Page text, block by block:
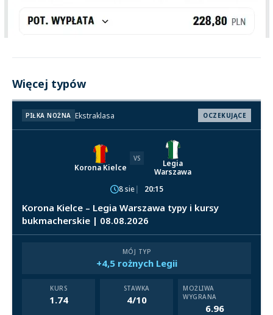
Więcej typów
PIŁKA NOŻNA Ekstraklasa OCZEKUJĄCE
Korona Kielce
VS
Legia
Warszawa
8 sie
20:15
Korona Kielce – Legia Warszawa typy i kursy
bukmacherskie | 08.08.2026
MÓJ TYP
+4,5 rożnych Legii
KURS
1.74
STAWKA
4/10
MOŻLIWA
WYGRANA
6.96